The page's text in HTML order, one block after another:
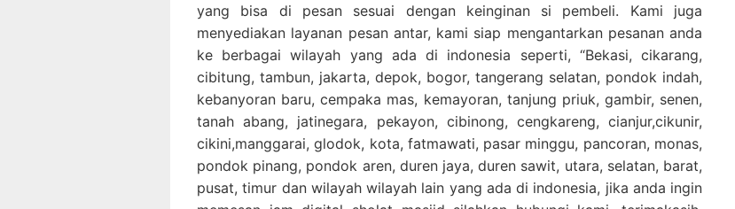
yang bisa di pesan sesuai dengan keinginan si pembeli. Kami juga
menyediakan layanan pesan antar, kami siap mengantarkan pesanan anda
ke berbagai wilayah yang ada di indonesia seperti, “Bekasi, cikarang,
cibitung, tambun, jakarta, depok, bogor, tangerang selatan, pondok indah,
kebanyoran baru, cempaka mas, kemayoran, tanjung priuk, gambir, senen,
tanah abang, jatinegara, pekayon, cibinong, cengkareng, cianjur,cikunir,
cikini,manggarai, glodok, kota, fatmawati, pasar minggu, pancoran, monas,
pondok pinang, pondok aren, duren jaya, duren sawit, utara, selatan, barat,
pusat, timur dan wilayah wilayah lain yang ada di indonesia, jika anda ingin